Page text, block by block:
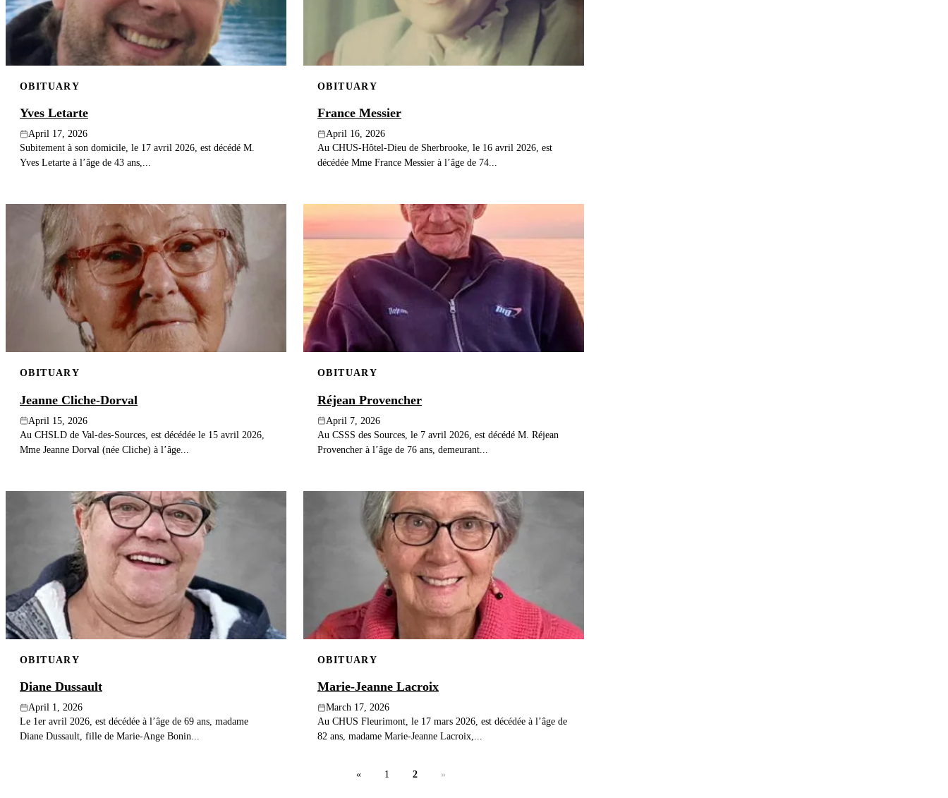
OBITUARY
Yves Letarte
April 17, 2026
Subitement à son domicile, le 17 avril 2026, est décédé M.
Yves Letarte à l’âge de 43 ans,...
OBITUARY
France Messier
April 16, 2026
Au CHUS-Hôtel-Dieu de Sherbrooke, le 16 avril 2026, est
décédée Mme France Messier à l’âge de 74...
OBITUARY
Jeanne Cliche-Dorval
April 15, 2026
Au CHSLD de Val-des-Sources, est décédée le 15 avril 2026,
Mme Jeanne Dorval (née Cliche) à l’âge...
OBITUARY
Réjean Provencher
April 7, 2026
Au CSSS des Sources, le 7 avril 2026, est décédé M. Réjean
Provencher à l’âge de 76 ans, demeurant...
OBITUARY
Diane Dussault
April 1, 2026
Le 1er avril 2026, est décédée à l’âge de 69 ans, madame
Diane Dussault, fille de Marie-Ange Bonin...
OBITUARY
Marie-Jeanne Lacroix
March 17, 2026
Au CHUS Fleurimont, le 17 mars 2026, est décédée à l’âge de
82 ans, madame Marie-Jeanne Lacroix,...
« 1 2 »